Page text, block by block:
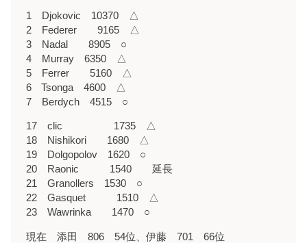
1 Djokovic 10370 △
2 Federer 9165 △
3 Nadal 8905 ○
4 Murray 6350 △
5 Ferrer 5160 △
6 Tsonga 4600 △
7 Berdych 4515 ○
17 clic 1735 △
18 Nishikori 1680 △
19 Dolgopolov 1620 ○
20 Raonic 1540 延長
21 Granollers 1530 ○
22 Gasquet 1510 △
23 Wawrinka 1470 ○
現在 添田 806 54位、伊藤 701 66位